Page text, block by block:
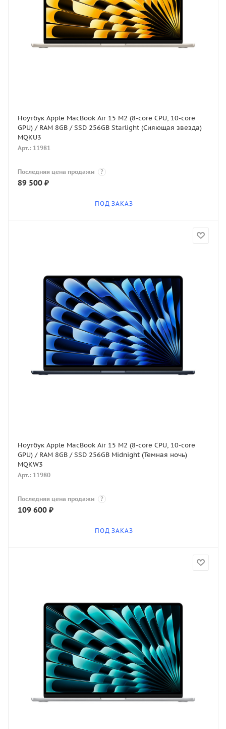
Ноутбук Apple MacBook Air 15 M2 (8-core CPU, 10-core
GPU) / RAM 8GB / SSD 256GB Starlight (Сияющая звезда)
MQKU3
Арт.: 11981
Последняя цена продажи ?
89 500 ₽
ПОД ЗАКАЗ
Ноутбук Apple MacBook Air 15 M2 (8-core CPU, 10-core
GPU) / RAM 8GB / SSD 256GB Midnight (Темная ночь)
MQKW3
Арт.: 11980
Последняя цена продажи ?
109 600 ₽
ПОД ЗАКАЗ